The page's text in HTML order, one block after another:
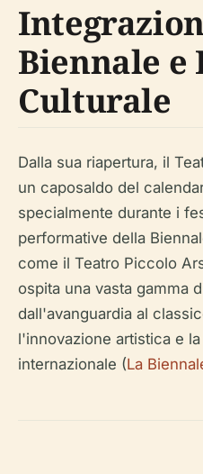
Biennale e
Culturale
Dalla sua riapertura, il
un caposaldo del
specialmente durante i
performative della
come il Teatro Piccolo
ospita una vasta gamma
dall'avanguardia al
l'innovazione artistica e
internazionale (La